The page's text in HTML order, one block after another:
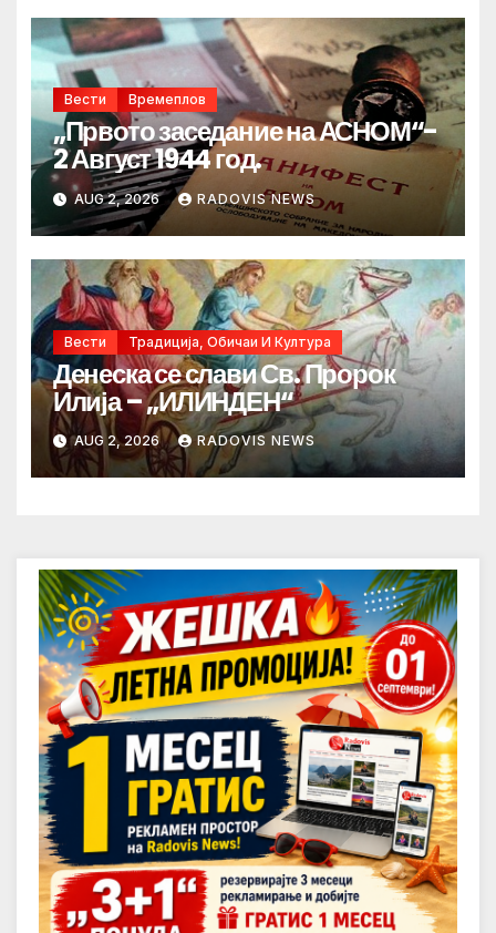
Вести Времеплов
„Првото заседание на АСНОМ“-
2 Август 1944 год.
AUG 2, 2026 RADOVIS NEWS
Вести Традиција, Обичаи И Култура
Денеска се слави Св. Пророк
Илија – „ИЛИНДЕН“
AUG 2, 2026 RADOVIS NEWS